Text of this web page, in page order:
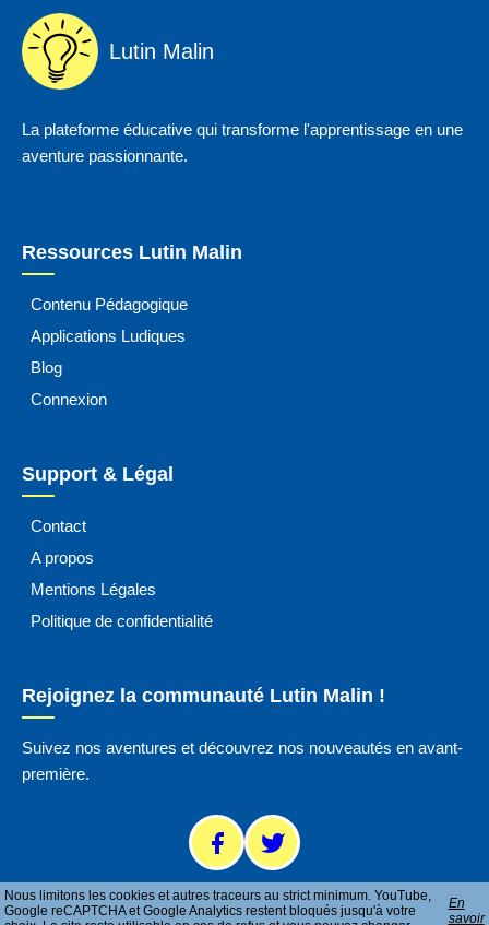
Nous limitons les cookies et autres traceurs au strict minimum. YouTube,
Google reCAPTCHA et Google Analytics restent bloqués jusqu'à votre
En
savoir
Lutin Malin
La plateforme éducative qui transforme l'apprentissage en une
aventure passionnante.
Ressources Lutin Malin
Contenu Pédagogique
Applications Ludiques
Blog
Connexion
Support & Légal
Contact
A propos
Mentions Légales
Politique de confidentialité
Rejoignez la communauté Lutin Malin !
Suivez nos aventures et découvrez nos nouveautés en avant-
première.